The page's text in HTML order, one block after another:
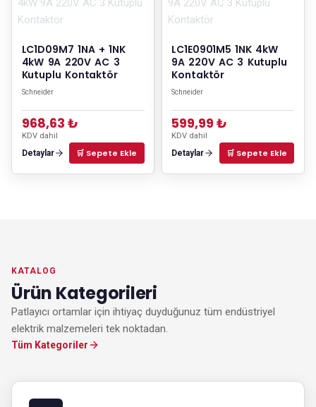
LC1D09M7 1NA + 1NK
4kW 9A 220V AC 3
Kutuplu Kontaktör
Schneider
968,63 ₺
KDV dahil
Detaylar 🛒 Sepete Ekle
LC1E0901M5 1NK 4kW
9A 220V AC 3 Kutuplu
Kontaktör
Schneider
599,99 ₺
KDV dahil
Detaylar 🛒 Sepete Ekle
KATALOG
Ürün Kategorileri
Patlayıcı ortamlar için ihtiyaç duyduğunuz tüm endüstriyel
elektrik malzemeleri tek noktadan.
Tüm Kategoriler